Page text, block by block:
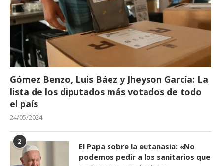
Gómez Benzo, Luis Báez y Jheyson García: La
lista de los diputados más votados de todo
el país
24/05/2024
2
El Papa sobre la eutanasia: «No
podemos pedir a los sanitarios que